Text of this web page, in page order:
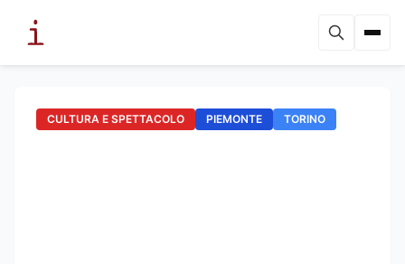
CULTURA E SPETTACOLO PIEMONTE TORINO